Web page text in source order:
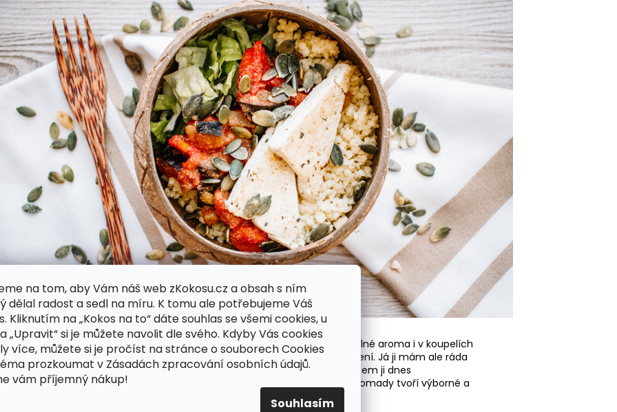
na tom, aby Vám náš web zKokosu.cz a obsah s ním
dělal radost a sedl na míru. K tomu ale potřebujeme Váš
Kliknutím na „Kokos na to“ dáte souhlas se všemi cookies, u
„Upravit“ si je můžete navolit dle svého. Kdyby Vás cookies
více, můžete si je pročíst na stránce o souborech Cookies
prozkoumat v Zásadách zpracování osobních údajů.
vám příjemný nákup!
Souhlasím
oblíbená bylinka je bazalka, která se mimo jiné často využívá pro své silné aroma i v koupelích
při inhalaci. Snižuje také krevní tlak a pomáhá při únavě nebo nachlazení. Já ji mám ale ráda
kvůli její vůni, která mi v kombinaci s rajčaty vždy evokuje Itálii. Proto jsem ji dnes
s rajčatovou směsí a opečeným bazalkovým tofu, které dohromady tvoří výborné a